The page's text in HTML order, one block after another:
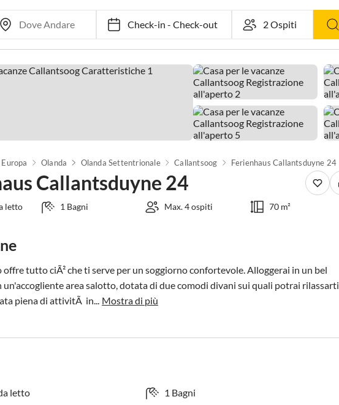
Check-in- Check-out
Europa Olanda Olanda Settentrionale Callantsoog Ferienhaus Callantsduyne 24
Callantsduyne 24
letto 1 Bagni Max. 4 ospiti 70 m²
offre tutto ciÃ² che ti serve per un soggiorno confortevole. Alloggerai in un bel
un'accogliente area salotto, dotata di due comodi divani sui quali potrai rilassarti
piena di attivitÃ  in... Mostra di più
letto 1 Bagni